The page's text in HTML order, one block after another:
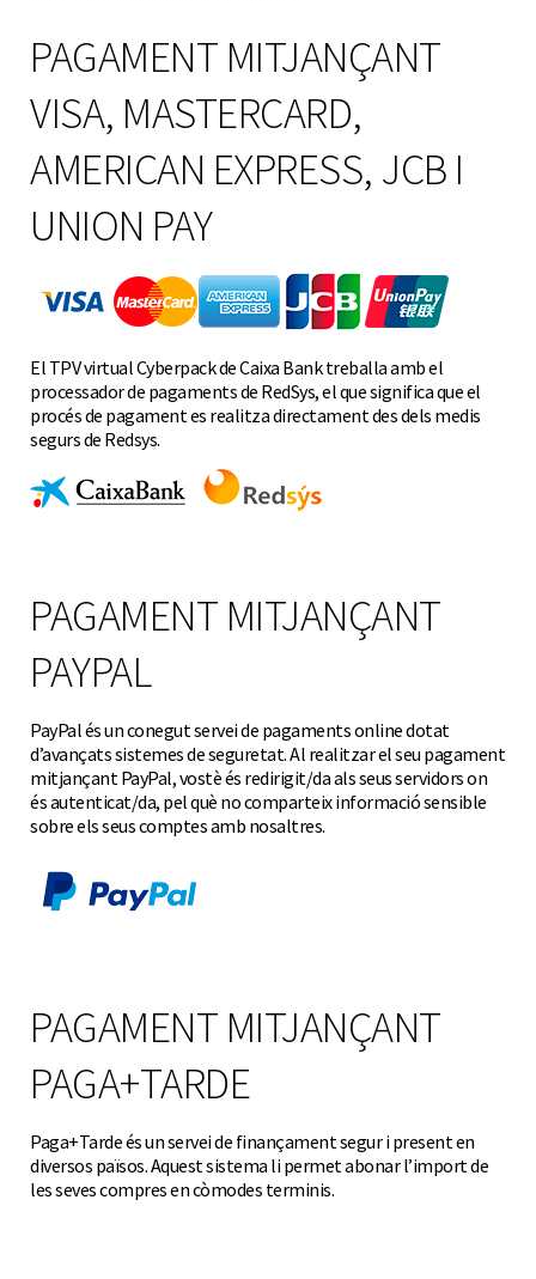
PAGAMENT MITJANÇANT
VISA, MASTERCARD,
AMERICAN EXPRESS, JCB I
UNION PAY
El TPV virtual Cyberpack de Caixa Bank treballa amb el
processador de pagaments de RedSys, el que significa que el
procés de pagament es realitza directament des dels medis
segurs de Redsys.
PAGAMENT MITJANÇANT
PAYPAL
PayPal és un conegut servei de pagaments online dotat
d’avançats sistemes de seguretat. Al realitzar el seu pagament
mitjançant PayPal, vostè és redirigit/da als seus servidors on
és autenticat/da, pel què no comparteix informació sensible
sobre els seus comptes amb nosaltres.
PAGAMENT MITJANÇANT
PAGA+TARDE
Paga+Tarde és un servei de finançament segur i present en
diversos països. Aquest sistema li permet abonar l’import de
les seves compres en còmodes terminis.